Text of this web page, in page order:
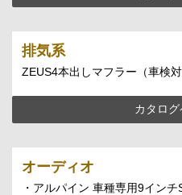
排気系
ZEUS4本出しマフラー（車検対
カタロ
オーディオ
・アルパイン 車種専用9イン